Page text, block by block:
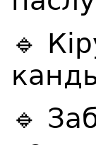
🔹
🔹